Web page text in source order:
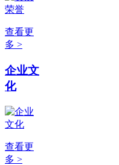
查看更
多 >
企业文
化
查看更
多 >